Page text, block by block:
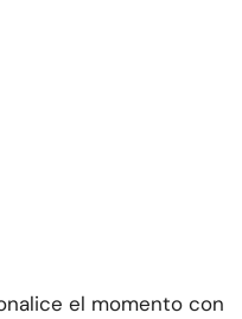
el momento con